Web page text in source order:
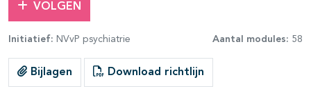
VOLGEN
Initiatief: NVvP psychiatrie Aantal modules: 58
Bijlagen Download richtlijn
open- en dichtklappen
open- en dichtklappen